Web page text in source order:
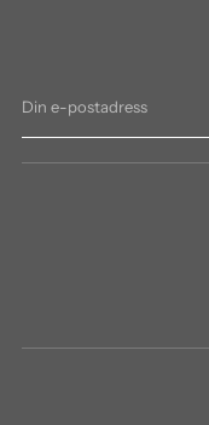
e-
postadress